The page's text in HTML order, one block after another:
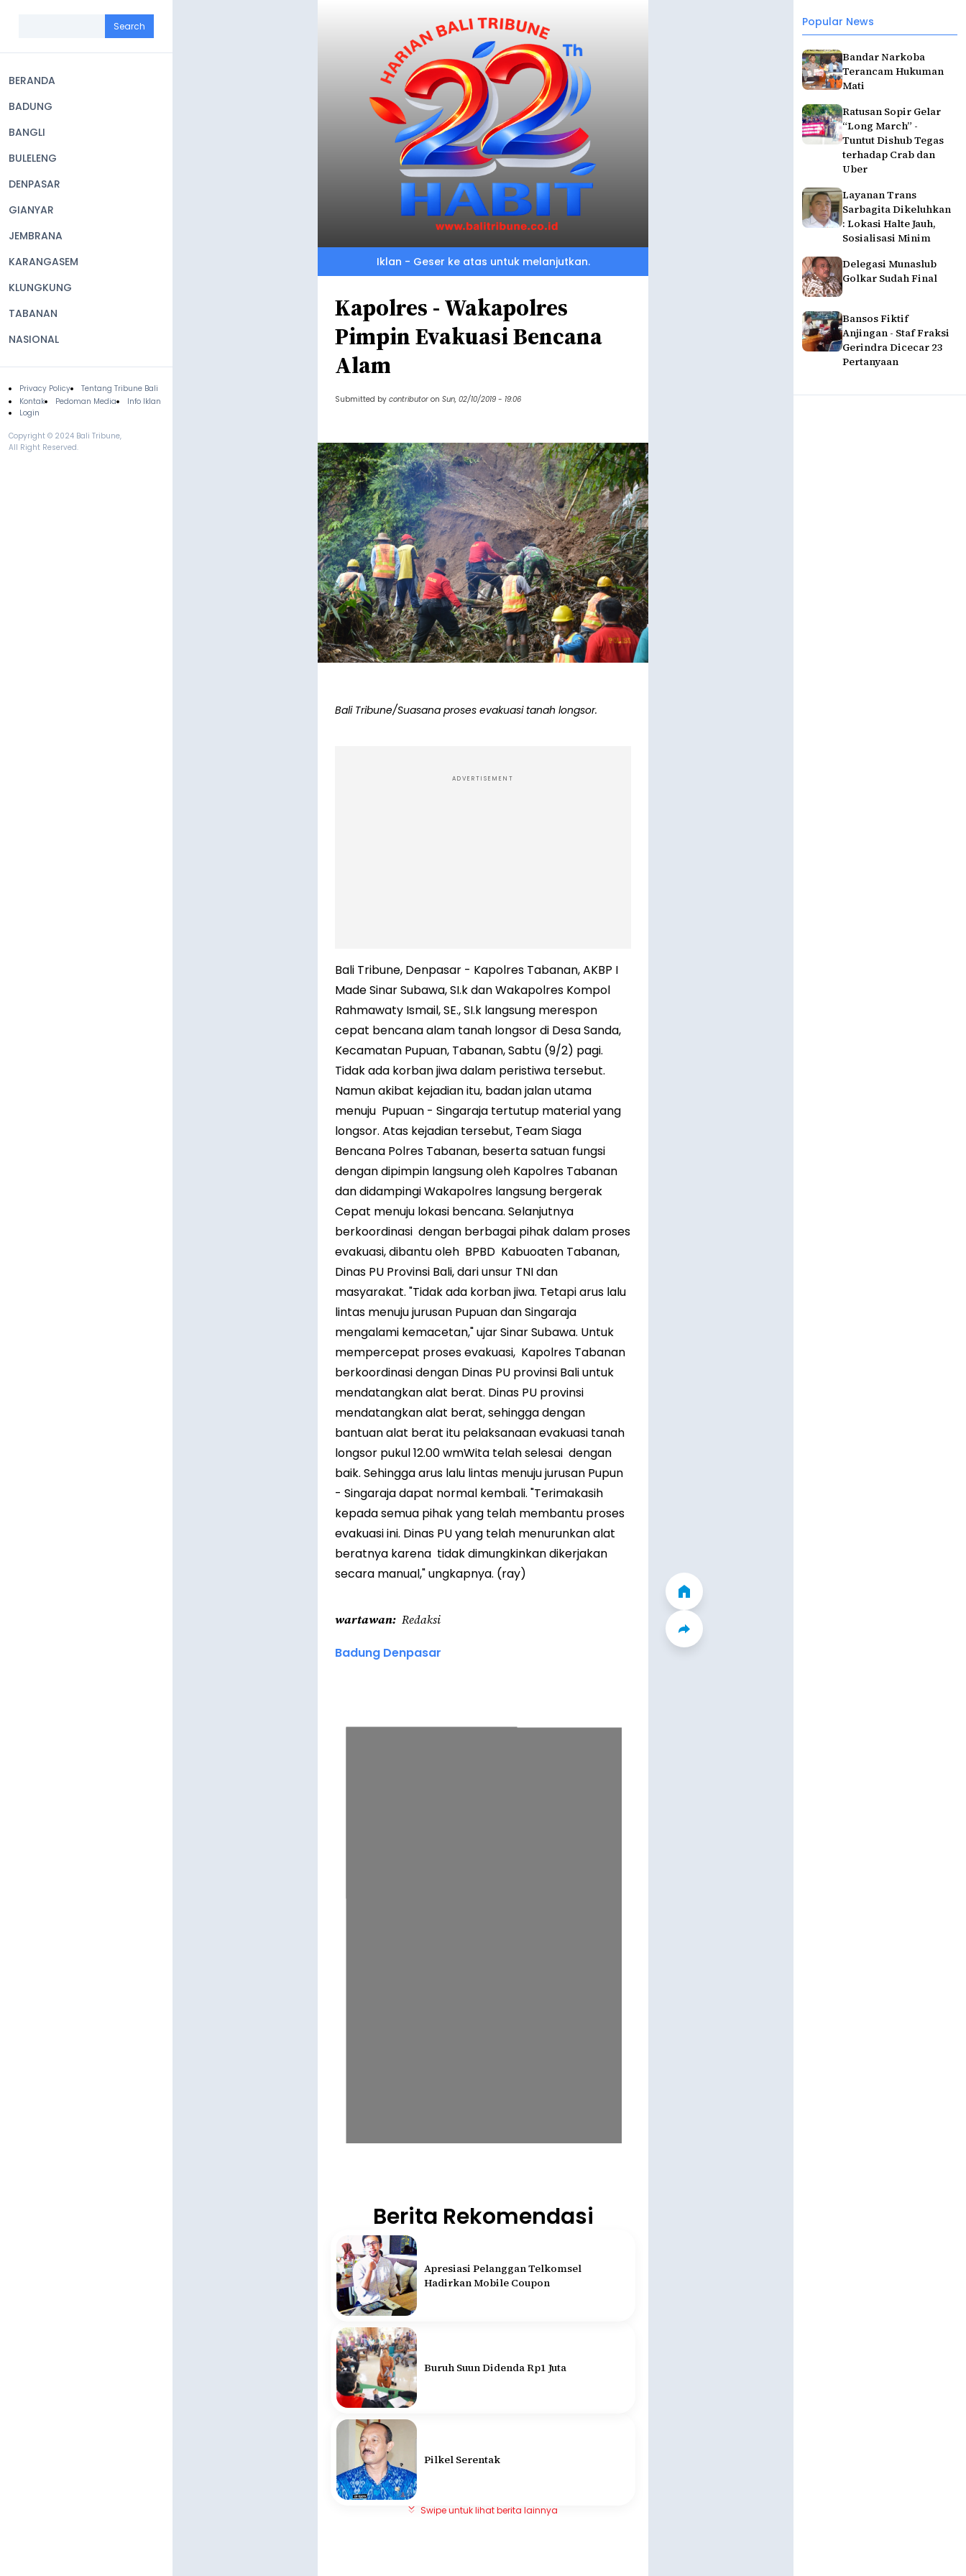
navigation
BERANDA
BADUNG
BANGLI
BULELENG
DENPASAR
GIANYAR
JEMBRANA
KARANGASEM
KLUNGKUNG
TABANAN
NASIONAL
Footer
Privacy Policy
Tentang Tribune Bali
Kontak
Pedoman Media
Info Iklan
Login
Copyright © 2024 Bali Tribune,
All Right Reserved.
Popular News
Bandar Narkoba
Terancam Hukuman
Mati
Ratusan Sopir Gelar
“Long March” -
Tuntut Dishub Tegas
terhadap Crab dan
Uber
Layanan Trans
Sarbagita Dikeluhkan
: Lokasi Halte Jauh,
Sosialisasi Minim
Delegasi Munaslub
Golkar Sudah Final
Bansos Fiktif
Anjingan - Staf Fraksi
Gerindra Dicecar 23
Pertanyaan
Iklan - Geser ke atas untuk melanjutkan.
Kapolres - Wakapolres
Pimpin Evakuasi Bencana
Alam
Submitted by contributor on Sun, 02/10/2019 - 19:06
Bali Tribune/Suasana proses evakuasi tanah longsor.
ADVERTISEMENT
Bali Tribune, Denpasar - Kapolres Tabanan, AKBP I
Made Sinar Subawa, SI.k dan Wakapolres Kompol
Rahmawaty Ismail, SE., SI.k langsung merespon
cepat bencana alam tanah longsor di Desa Sanda,
Kecamatan Pupuan, Tabanan, Sabtu (9/2) pagi.
Tidak ada korban jiwa dalam peristiwa tersebut.
Namun akibat kejadian itu, badan jalan utama
menuju Pupuan - Singaraja tertutup material yang
longsor. Atas kejadian tersebut, Team Siaga
Bencana Polres Tabanan, beserta satuan fungsi
dengan dipimpin langsung oleh Kapolres Tabanan
dan didampingi Wakapolres langsung bergerak
Cepat menuju lokasi bencana. Selanjutnya
berkoordinasi dengan berbagai pihak dalam proses
evakuasi, dibantu oleh BPBD Kabuoaten Tabanan,
Dinas PU Provinsi Bali, dari unsur TNI dan
masyarakat. "Tidak ada korban jiwa. Tetapi arus lalu
lintas menuju jurusan Pupuan dan Singaraja
mengalami kemacetan," ujar Sinar Subawa. Untuk
mempercepat proses evakuasi, Kapolres Tabanan
berkoordinasi dengan Dinas PU provinsi Bali untuk
mendatangkan alat berat. Dinas PU provinsi
mendatangkan alat berat, sehingga dengan
bantuan alat berat itu pelaksanaan evakuasi tanah
longsor pukul 12.00 wmWita telah selesai dengan
baik. Sehingga arus lalu lintas menuju jurusan Pupun
- Singaraja dapat normal kembali. "Terimakasih
kepada semua pihak yang telah membantu proses
evakuasi ini. Dinas PU yang telah menurunkan alat
beratnya karena tidak dimungkinkan dikerjakan
secara manual," ungkapnya. (ray)
wartawan Redaksi
Badung Denpasar
Berita Rekomendasi
Apresiasi Pelanggan Telkomsel
Hadirkan Mobile Coupon
Buruh Suun Didenda Rp1 Juta
Pilkel Serentak
Swipe untuk lihat berita lainnya